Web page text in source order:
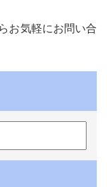
お気軽にお問い合